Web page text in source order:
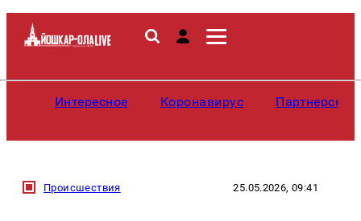
Интересное Коронавирус
Происшествия 25.05.2026, 09:41